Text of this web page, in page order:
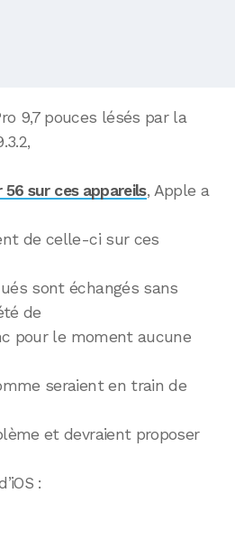
9,7 pouces lésés par la
56 sur ces appareils, Apple a
de celle-ci sur ces
sont échangés sans
de
pour le moment aucune
seraient en train de
et devraient proposer
: